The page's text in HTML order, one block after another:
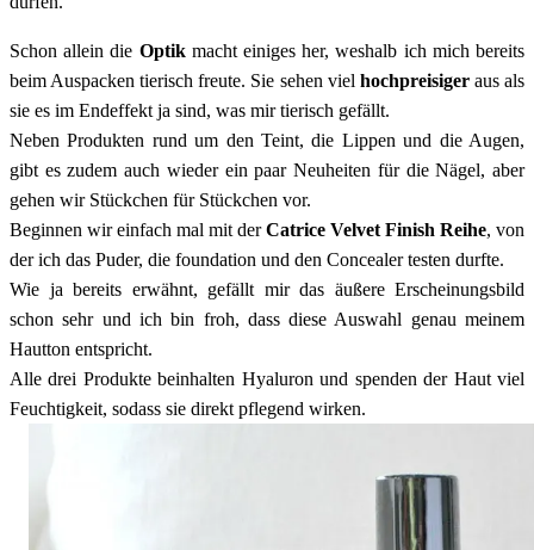
Schon allein die Optikmacht einiges her, weshalb ich mich bereits
beim Auspacken tierisch freute. Sie sehen viel hochpreisigeraus als
sie es im Endeffekt ja sind, was mir tierisch gefällt.
Neben Produkten rund um den Teint, die Lippen und die Augen,
gibt es zudem auch wieder ein paar Neuheiten für die Nägel, aber
gehen wir Stückchen für Stückchen vor.
Beginnen wir einfach mal mit derCatrice Velvet Finish Reihe, von
der ich das Puder, die foundation und den Concealer testen durfte.
Wie ja bereits erwähnt, gefällt mir das äußere Erscheinungsbild
schon sehr und ich bin froh, dass diese Auswahl genau meinem
Hautton entspricht.
Alle drei Produkte beinhalten Hyaluron und spenden der Haut viel
Feuchtigkeit, sodass sie direkt pflegend wirken.